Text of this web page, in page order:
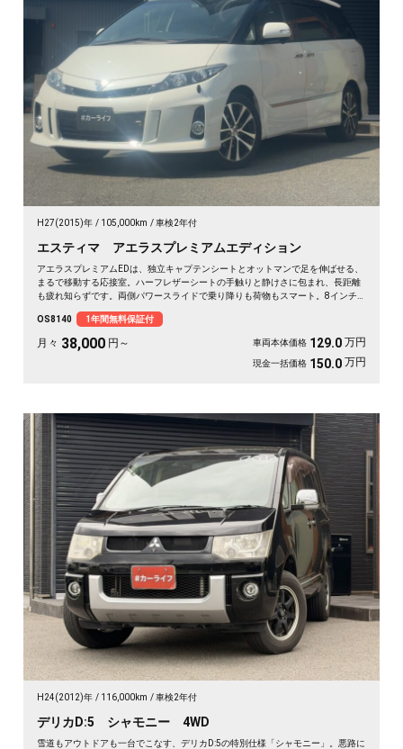
H27(2015)年 105,000km 車検2年付
エスティマ アエラスプレミアムエディション
アエラスプレミアムEDは、独立キャプテンシートとオットマンで足を伸ばせる、
まるで移動する応接室。ハーフレザーシートの手触りと静けさに包まれ、長距離
も疲れ知らずです。両側パワースライドで乗り降りも荷物もスマート。8インチ
パールの艶やかなボディが週末を格上げしてくれます。心地よさで選ぶなら《1
年保証付》💺✨🚗🎵💎
OS8140 1年間無料保証付
月々 38,000 円～ 車両本体価格 129.0 万円
現金一括価格 150.0 万円
H24(2012)年 116,000km 車検2年付
デリカD:5 シャモニー 4WD
雪道もアウトドアも一台でこなす、デリカD:5の特別仕様「シャモニー」。悪路に